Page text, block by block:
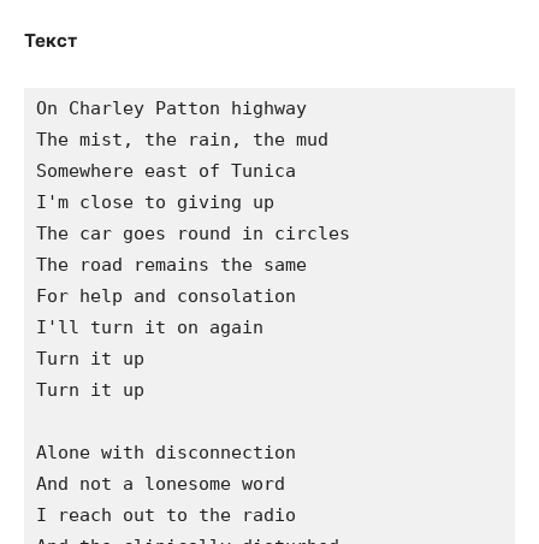
Текст
On Charley Patton highway
The mist, the rain, the mud
Somewhere east of Tunica
I'm close to giving up
The car goes round in circles
The road remains the same
For help and consolation
I'll turn it on again
Turn it up
Turn it up
Alone with disconnection
And not a lonesome word
I reach out to the radio